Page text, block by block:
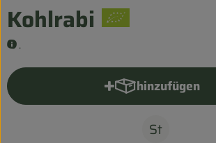
Kosmetik
Biohof erleben
Kohlrabi
.
hinzufügen
Produkt
St